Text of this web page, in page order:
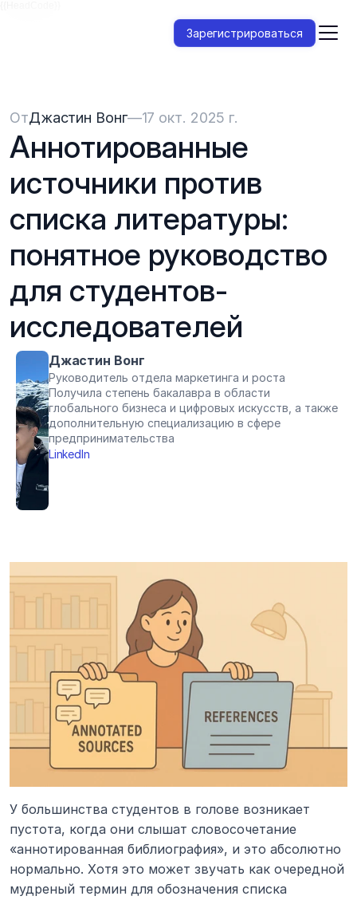
Зарегистрироваться
ОтДжастин Вонг—17 окт. 2025 г.
Аннотированные
источники против
списка литературы:
понятное руководство
для студентов-
исследователей
Джастин Вонг
Руководитель отдела маркетинга и роста
Получила степень бакалавра в области
глобального бизнеса и цифровых искусств, а также
дополнительную специализацию в сфере
предпринимательства
LinkedIn
У большинства студентов в голове возникает
пустота, когда они слышат словосочетание
«аннотированная библиография», и это абсолютно
нормально. Хотя это может звучать как очередной
мудреный термин для обозначения списка